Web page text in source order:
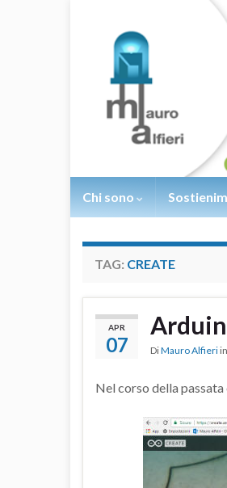
Chi sono
TAG: CREATE
APR
07 DiMauro Alfieri in
Nel corso della